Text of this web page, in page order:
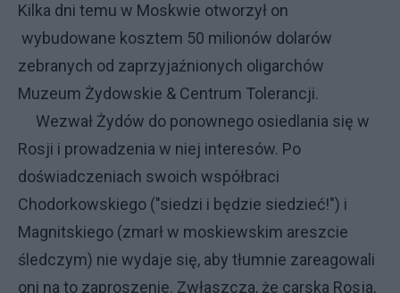
Kilka dni temu w Moskwie otworzył on
wybudowane kosztem 50 milionów dolarów
zebranych od zaprzyjaźnionych oligarchów
Muzeum Żydowskie & Centrum Tolerancji.
Wezwał Żydów do ponownego osiedlania się w
Rosji i prowadzenia w niej interesów. Po
doświadczeniach swoich współbraci
Chodorkowskiego ("siedzi i będzie siedzieć!") i
Magnitskiego (zmarł w moskiewskim areszcie
śledczym) nie wydaje się, aby tłumnie zareagowali
oni na to zaproszenie. Zwłaszcza, że carska Rosja,